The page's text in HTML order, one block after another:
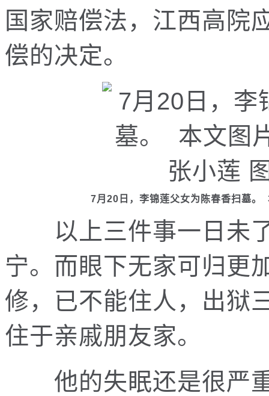
国家赔偿法，江西高院
偿的决定。
7月20日，李锦莲父女为陈春香扫墓。
以上三件事一日未了
宁。而眼下无家可归更
修，已不能住人，出狱
住于亲戚朋友家。
他的失眠还是很严重